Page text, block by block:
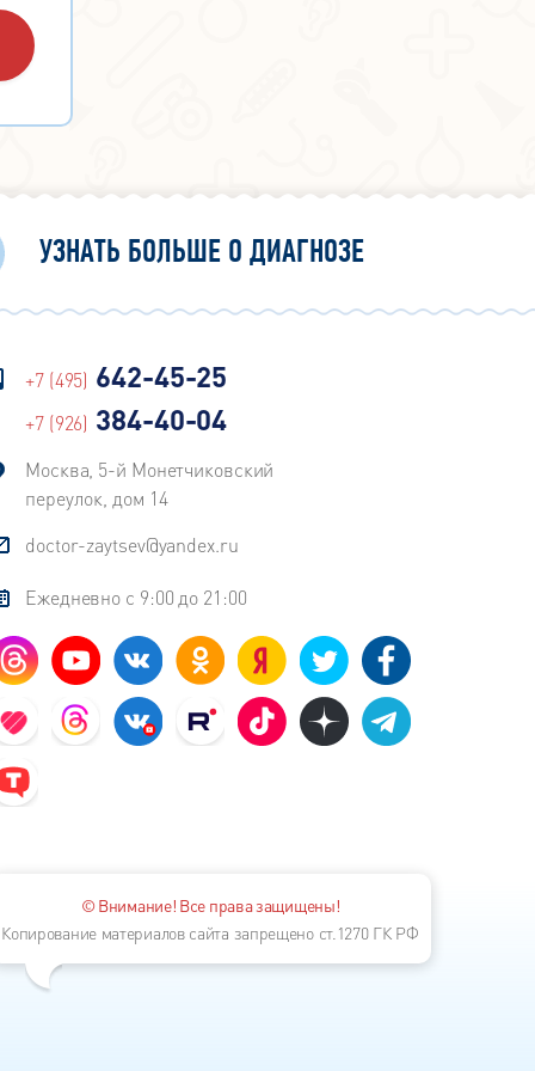
УЗНАТЬ БОЛЬШЕ О ДИАГНОЗЕ
+7 (495) 642-45-25
+7 (926) 384-40-04
Москва, 5-й Монетчиковский
переулок, дом 14
doctor-zaytsev@yandex.ru
Ежедневно с 9:00 до 21:00
© Внимание! Все права защищены!
Копирование материалов сайта запрещено ст.1270 ГК РФ